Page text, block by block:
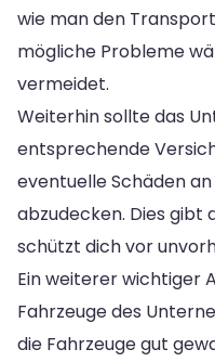
wie man den
mögliche Probleme
vermeidet.
Weiterhin sollte das
entsprechende
eventuelle Schäden
abzudecken. Dies gibt
schützt dich vor
Ein weiterer wichtiger
Fahrzeuge des
die Fahrzeuge gut